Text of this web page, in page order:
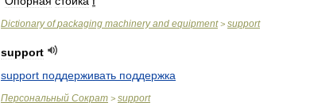
Dictionary of packaging machinery and equipment> support
support
support поддерживать поддержка
Персональный Сократ > support